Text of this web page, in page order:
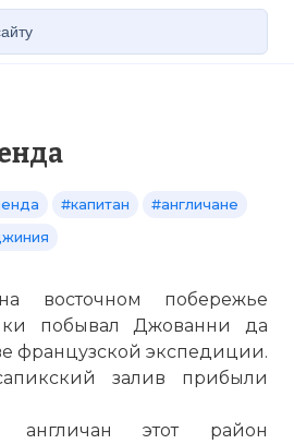
#капитан
#англичане
восточном побережье
побывал Джованни да
французской экспедиции.
залив прибыли
этот район